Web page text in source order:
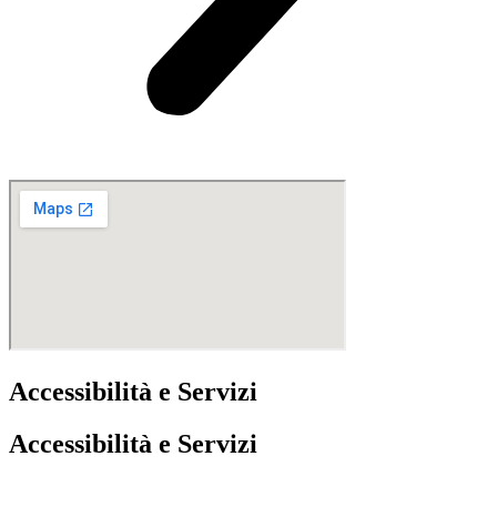
Accessibilità e Servizi
Accessibilità e Servizi